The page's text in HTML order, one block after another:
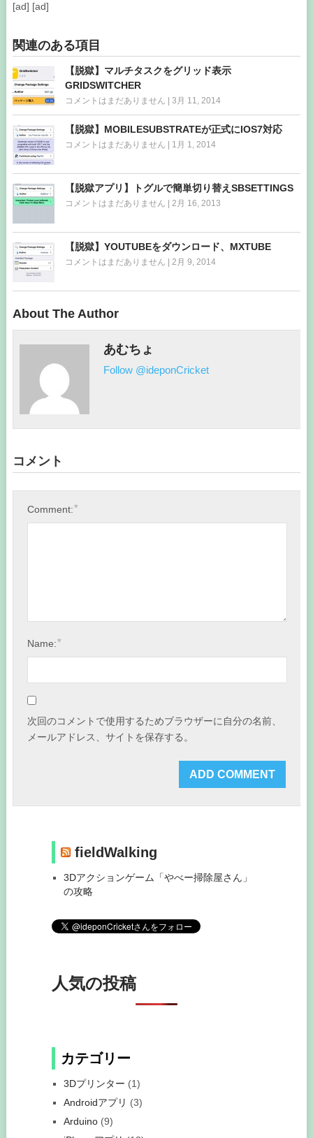
[ad] [ad]
関連のある項目
【脱獄】マルチタスクをグリッド表示
GRIDSWITCHER
コメントはまだありません 3月 11, 2014
【脱獄】MOBILESUBSTRATEが正式にIOS7対応
コメントはまだありません 1月 1, 2014
【脱獄アプリ】トグルで簡単切り替えSBSETTINGS
コメントはまだありません 2月 16, 2013
【脱獄】YOUTUBEをダウンロード、MXTUBE
コメントはまだありません 2月 9, 2014
About The Author
あむちょ
Follow @ideponCricket
コメント
Comment:*
Name:*
次回のコメントで使用するためブラウザーに自分の名前、
メールアドレス、サイトを保存する。
fieldWalking
3Dアクションゲーム「やべー掃除屋さん」
の攻略
人気の投稿
カテゴリー
3Dプリンター (1)
Androidアプリ (3)
Arduino(9)